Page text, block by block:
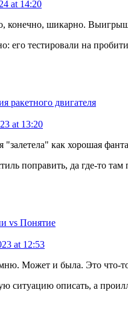
at 14:20
конечно, шикарно.
его тестировали на
ракетного двигателя
at 13:20
"залетела" как хорошая
поправить, да где-то там
vs Понятие
at 12:53
Может и была. Это что-
ситуацию описать, а